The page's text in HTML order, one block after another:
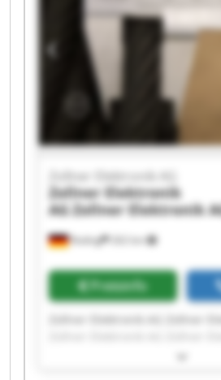
Zollner Elektronik AG Zollner
Zollner Elektronik AG Zollner
Roding 262 km
Zollner Elektronik AG
Zollner Elektronik
AG Zollner Elektronik
Preisinfo
Zollner Elektronik AG Zollner
Zollner Elektronik AG Zollner